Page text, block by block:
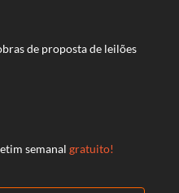
de proposta de leilões
semanal gratuito!